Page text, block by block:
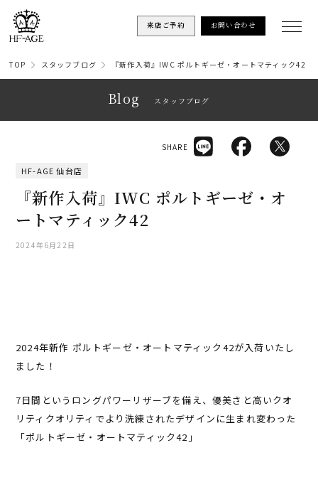
来店ご予約 お問い合わせ
TOP スタッフブログ 『新作入荷』IWC ポルトギーゼ・オートマティック42
Blog スタッフブログ
HF-AGE 仙台店
『新作入荷』IWC ポルトギーゼ・オ
ートマティック42
2024年6月22日
SHARE
2024年新作 ポルトギーゼ・オートマティック42が入荷いたし
ました！
7日間というロングパワーリザーブを備え、優美さと高いクオ
リティクオリティでより洗練されたデザインに生まれ変わった
「ポルトギーゼ・オートマティック42」